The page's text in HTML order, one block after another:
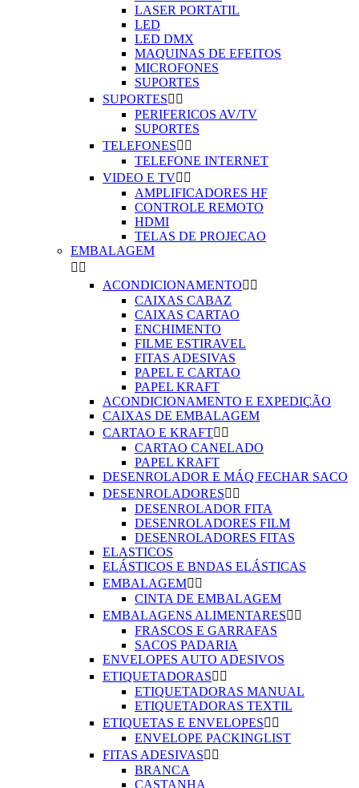
LASER PORTATIL
LED
LED DMX
MAQUINAS DE EFEITOS
MICROFONES
SUPORTES
SUPORTES 
PERIFERICOS AV/TV
SUPORTES
TELEFONES 
TELEFONE INTERNET
VIDEO E TV 
AMPLIFICADORES HF
CONTROLE REMOTO
HDMI
TELAS DE PROJECAO
EMBALAGEM
 
ACONDICIONAMENTO 
CAIXAS CABAZ
CAIXAS CARTAO
ENCHIMENTO
FILME ESTIRAVEL
FITAS ADESIVAS
PAPEL E CARTAO
PAPEL KRAFT
ACONDICIONAMENTO E EXPEDIÇÃO
CAIXAS DE EMBALAGEM
CARTAO E KRAFT 
CARTAO CANELADO
PAPEL KRAFT
DESENROLADOR E MÁQ FECHAR SACO
DESENROLADORES 
DESENROLADOR FITA
DESENROLADORES FILM
DESENROLADORES FITAS
ELASTICOS
ELÁSTICOS E BNDAS ELÁSTICAS
EMBALAGEM 
CINTA DE EMBALAGEM
EMBALAGENS ALIMENTARES 
FRASCOS E GARRAFAS
SACOS PADARIA
ENVELOPES AUTO ADESIVOS
ETIQUETADORAS 
ETIQUETADORAS MANUAL
ETIQUETADORAS TEXTIL
ETIQUETAS E ENVELOPES 
ENVELOPE PACKINGLIST
FITAS ADESIVAS 
BRANCA
CASTANHA